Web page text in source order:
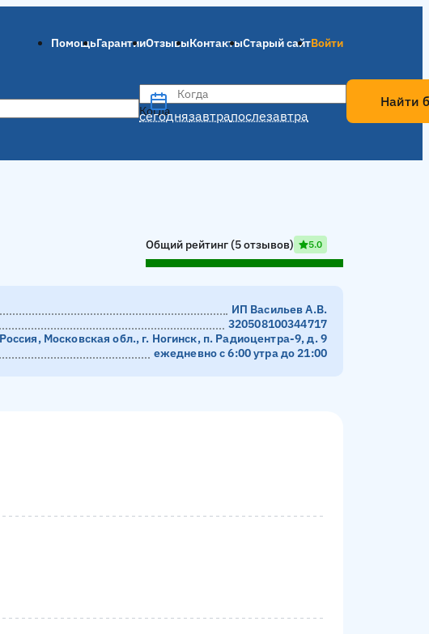
ПомощьГарантииОтзывыКонтактыСтарый сайтВойти
Когда
сегоднязавтрапослезавтра
Когда
Найти
Общий рейтинг (5 отзывов) 5.0
ИП Васильев А.В.
320508100344717
Россия, Московская обл., г. Ногинск, п. Радиоцентра-9, д. 9
ежедневно с 6:00 утра до 21:00